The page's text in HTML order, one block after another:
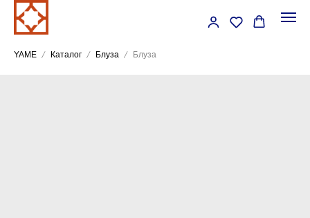
YAME Каталог Блуза Блуза